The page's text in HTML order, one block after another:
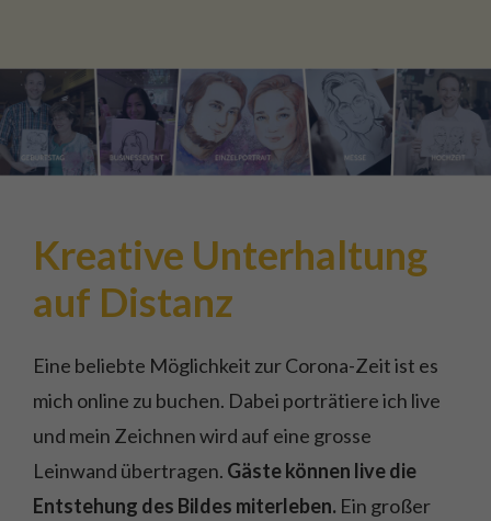
Kreative Unterhaltung
auf Distanz
Eine beliebte Möglichkeit zur Corona-Zeit ist es
mich online zu buchen. Dabei porträtiere ich live
und mein Zeichnen wird auf eine grosse
Leinwand übertragen. Gäste können live die
Entstehung des Bildes miterleben. Ein großer